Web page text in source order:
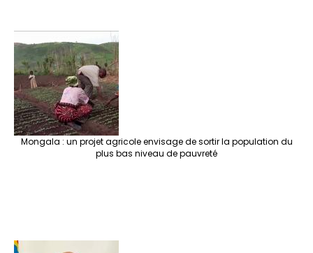
Mongala : un projet agricole envisage de sortir la population du
plus bas niveau de pauvreté